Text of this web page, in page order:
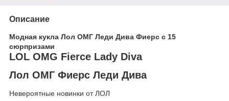
Описание
Модная кукла Лол ОМГ Леди Дива Фиерс с 15
сюрпризами
LOL OMG Fierce Lady Diva
Лол ОМГ Фиерс Леди Дива
Невероятные новинки от ЛОЛ